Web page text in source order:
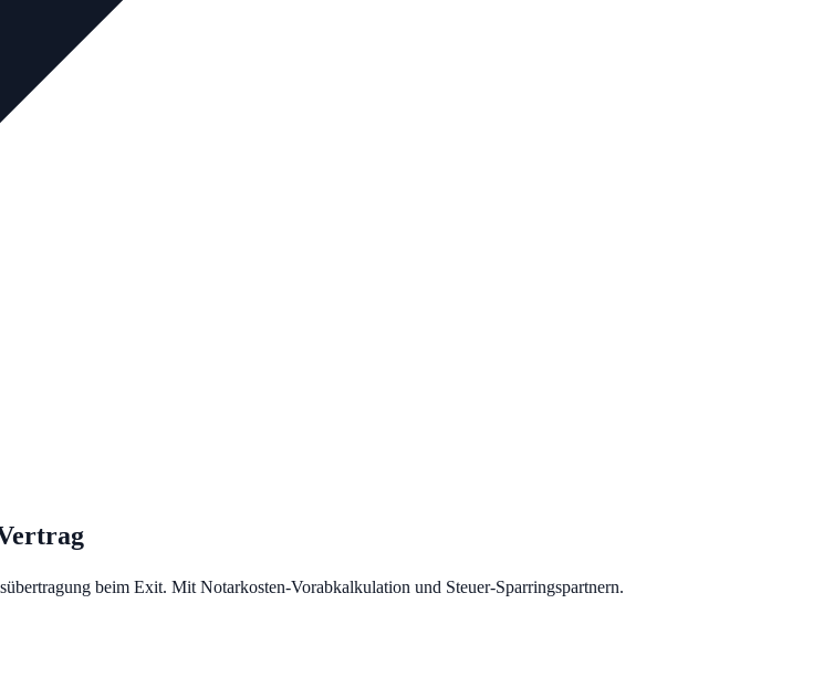
beim Exit. Mit Notarkosten-Vorabkalkulation und Steuer-Sparringspartnern.